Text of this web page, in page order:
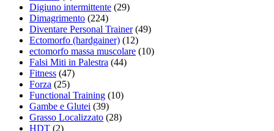
Digiuno intermittente (29)
Dimagrimento (224)
Diventare Personal Trainer(49)
Ectomorfo (hardgainer) (12)
ectomorfo massa muscolare (10)
Falsi Miti in Palestra (44)
Fitness (47)
Forza (25)
Functional Training (10)
Gambe e Glutei (39)
Grasso Localizzato (28)
HDT (2)